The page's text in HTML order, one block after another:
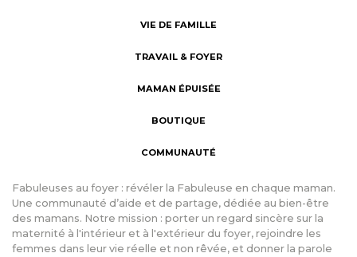
VIE DE FAMILLE
TRAVAIL & FOYER
MAMAN ÉPUISÉE
BOUTIQUE
COMMUNAUTÉ
Fabuleuses au foyer : révéler la Fabuleuse en chaque maman.
Une communauté d’aide et de partage, dédiée au bien-être
des mamans. Notre mission : porter un regard sincère sur la
maternité à l'intérieur et à l'extérieur du foyer, rejoindre les
femmes dans leur vie réelle et non rêvée, et donner la parole